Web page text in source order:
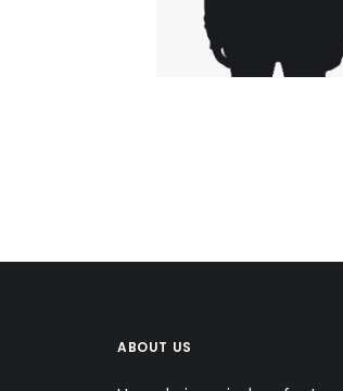
ABOUT US